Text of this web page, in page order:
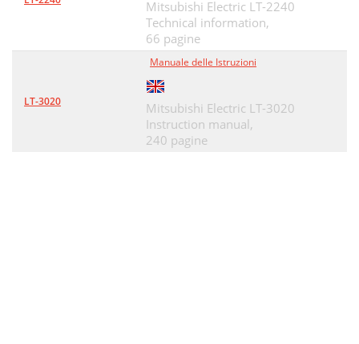
Mitsubishi Electric LT-2240
Technical information,
66 pagine
LT-3020
Manuale delle Istruzioni
Mitsubishi Electric LT-3020
Instruction manual,
240 pagine